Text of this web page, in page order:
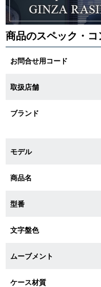
GINZA RASINのプレミア
送料・お支払方法
ショッピングローンの流
店舗受け取りサービス
店舗取り寄せサービス
商品のスペック・コ
お問合せ用コード
取扱店舗
ブランド
モデル
商品名
型番
文字盤色
ムーブメント
ケース材質